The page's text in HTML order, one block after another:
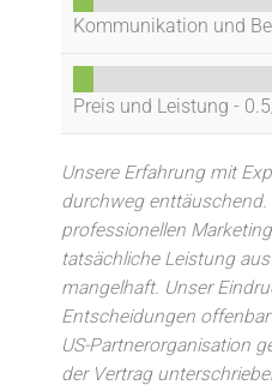
Kommunikation und
Preis und Leistung -
Unsere Erfahrung mit
durchweg enttäuschend.
professionellen
tatsächliche Leistung
mangelhaft. Unser
Entscheidungen
US-Partnerorganisation
der Vertrag